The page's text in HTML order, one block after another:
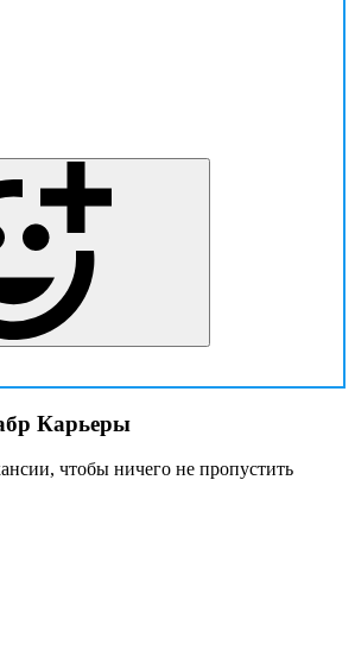
Карьеры
чтобы ничего не пропустить